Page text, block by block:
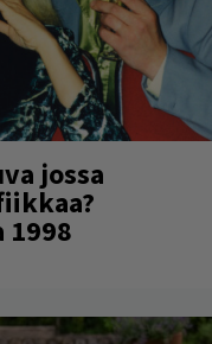
jossa